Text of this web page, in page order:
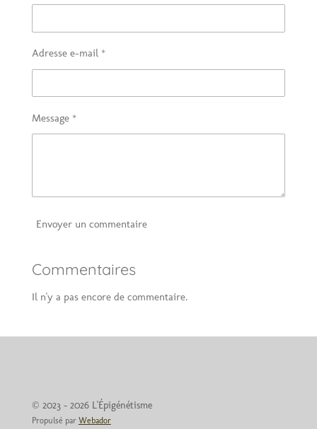
Adresse e-mail *
Message *
Envoyer un commentaire
Commentaires
Il n'y a pas encore de commentaire.
© 2023 - 2026 L'Épigénétisme
Propulsé par Webador